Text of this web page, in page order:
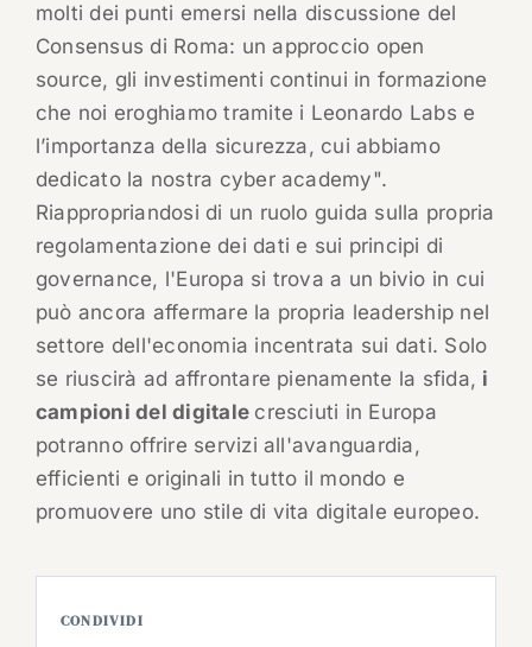
molti dei punti emersi nella discussione del
Consensus di Roma: un approccio open
source, gli investimenti continui in formazione
che noi eroghiamo tramite i Leonardo Labs e
l’importanza della sicurezza, cui abbiamo
dedicato la nostra cyber academy".
Riappropriandosi di un ruolo guida sulla propria
regolamentazione dei dati e sui principi di
governance, l'Europa si trova a un bivio in cui
può ancora affermare la propria leadership nel
settore dell'economia incentrata sui dati. Solo
se riuscirà ad affrontare pienamente la sfida, i
campioni del digitale cresciuti in Europa
potranno offrire servizi all'avanguardia,
efficienti e originali in tutto il mondo e
promuovere uno stile di vita digitale europeo.
CONDIVIDI